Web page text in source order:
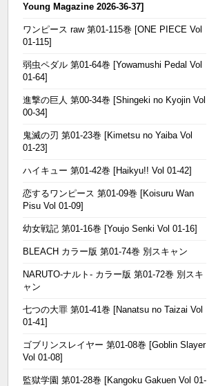
Young Magazine 2026-36-37]
ワンピース raw 第01-115巻 [ONE PIECE Vol
01-115]
弱虫ペダル 第01-64巻 [Yowamushi Pedal Vol
01-64]
進撃の巨人 第00-34巻 [Shingeki no Kyojin Vol
00-34]
鬼滅の刃 第01-23巻 [Kimetsu no Yaiba Vol
01-23]
ハイキュー 第01-42巻 [Haikyu!! Vol 01-42]
恋するワンピース 第01-09巻 [Koisuru Wan
Pisu Vol 01-09]
幼女戦記 第01-16巻 [Youjo Senki Vol 01-16]
BLEACH カラー版 第01-74巻 別スキャン
NARUTO-ナルト- カラー版 第01-72巻 別スキ
ャン
七つの大罪 第01-41巻 [Nanatsu no Taizai Vol
01-41]
ゴブリンスレイヤー 第01-08巻 [Goblin Slayer
Vol 01-08]
監獄学園 第01-28巻 [Kangoku Gakuen Vol 01-